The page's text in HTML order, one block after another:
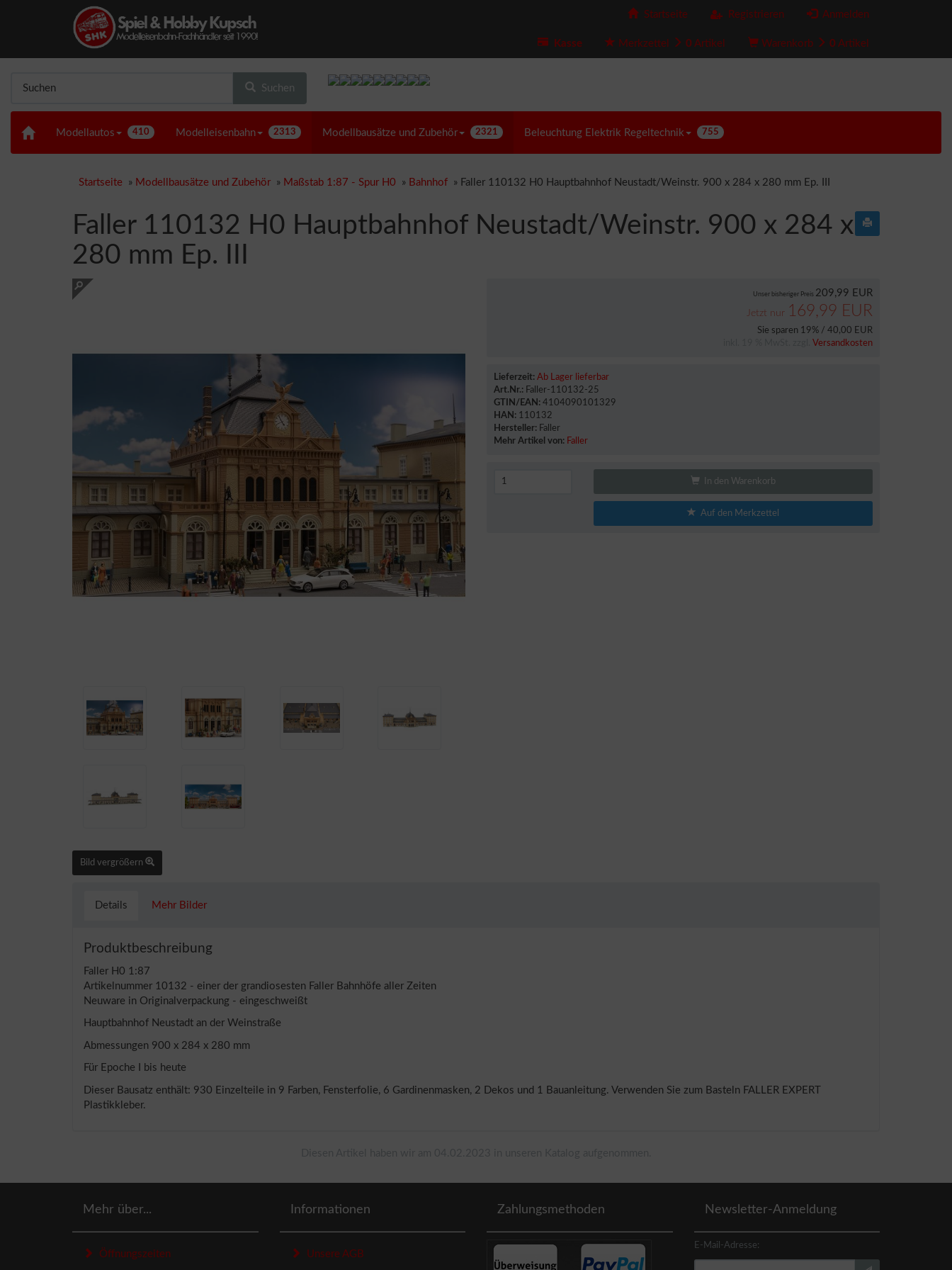
Startseite Registrieren Anmelden
Kasse Merkzettel 0 Artikel Warenkorb 0 Artikel
Suchen
Modellautos 410 Modelleisenbahn 2313 Modellbausätze und Zubehör 2321 Beleuchtung Elektrik Regeltechnik 755
Startseite » Modellbausätze und Zubehör » Maßstab 1:87 - Spur H0 » Bahnhof » Faller 110132 H0 Hauptbahnhof Neustadt/Weinstr. 900 x 284 x 280 mm Ep. III
Faller 110132 H0 Hauptbahnhof Neustadt/Weinstr. 900 x 284 x
280 mm Ep. III
Bild vergrößern
Unser bisheriger Preis 209,99 EUR
Jetzt nur 169,99 EUR
Sie sparen 19% / 40,00 EUR
Versandkosten
Lieferzeit: Ab Lager lieferbar
Art.Nr.: Faller-110132-25
GTIN/EAN: 4104090101329
HAN: 110132
Hersteller: Faller
Mehr Artikel von: Faller
In den Warenkorb
Auf den Merkzettel
Details Mehr Bilder
Produktbeschreibung
Faller H0 1:87
Artikelnummer 10132 - einer der grandiosesten Faller Bahnhöfe aller Zeiten
Neuware in Originalverpackung - eingeschweißt
Hauptbahnhof Neustadt an der Weinstraße
Abmessungen 900 x 284 x 280 mm
Für Epoche I bis heute
Dieser Bausatz enthält: 930 Einzelteile in 9 Farben, Fensterfolie, 6 Gardinenmasken, 2 Dekos und 1 Bauanleitung. Verwenden Sie zum Basteln FALLER EXPERT
Plastikkleber.
Mehr über...
Öffnungszeiten
Informationen
Unsere AGB
Zahlungsmethoden Newsletter-Anmeldung
E-Mail-Adresse: